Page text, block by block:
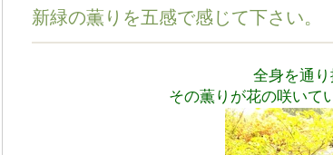
新緑の薫りを五感で感じて下さい。
全身を通り
その薫りが花の咲いて